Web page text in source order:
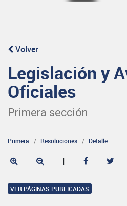
Volver
Legislación y
Oficiales
Primera sección
Primera Resoluciones Detalle
|
VER PÁGINAS PUBLICADAS